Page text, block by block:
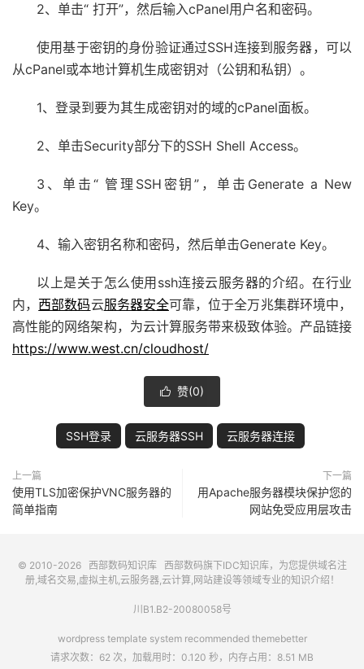
2、单击“ 打开”，然后输入cPanel用户名和密码。
使用基于密钥的身份验证通过SSH连接到服务器，可以
从cPanel或本地计算机生成密钥对（公钥和私钥）。
1、登录到要为其生成密钥对的域的cPanel面板。
2、单击Security部分下的SSH Shell Access。
3、单击“ 管理SSH密钥”，单击Generate a New
Key。
4、输入密钥名称和密码，然后单击Generate Key。
以上是关于怎么使用ssh连接云服务器的介绍。在行业
内， 西部数码云服务器安全可靠，位于全万兆集群环境中，
高性能的网络架构，为云计算服务带来极致体验。产品链接
https://www.west.cn/cloudhost/
 赞(0)
SSH登录 云服务器SSH 云服务器连接
上一篇
使用TLS加密保护VNC服务器的
简单指南
下一篇
用Apache服务器模块保护您的
网站免受应用层攻击
© 2010-2026 西部数码知识库 西部数码旗下IDC知识库，为您提供域名注
册,域名交易,虚拟主机,云服务器,云计算,网站建设等领域专业的知识介绍！
川B1.B2-20080058号
wordpress template system recommended themebetter
请求次数：62 次，加载用时：0.120 秒，内存占用：8.51 MB